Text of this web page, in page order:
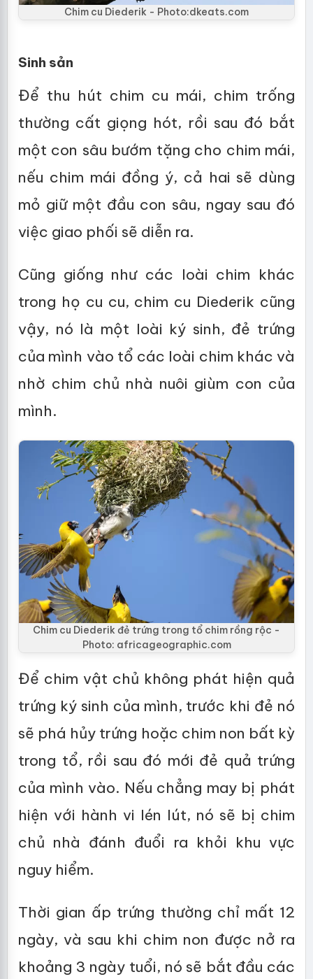
Chim cu Diederik - Photo:dkeats.com
Sinh sản
Để thu hút chim cu mái, chim trống
thường cất giọng hót, rồi sau đó bắt
một con sâu bướm tặng cho chim mái,
nếu chim mái đồng ý, cả hai sẽ dùng
mỏ giữ một đầu con sâu, ngay sau đó
việc giao phối sẽ diễn ra.
Cũng giống như các loài chim khác
trong họ cu cu, chim cu Diederik cũng
vậy, nó là một loài ký sinh, đẻ trứng
của mình vào tổ các loài chim khác và
nhờ chim chủ nhà nuôi giùm con của
mình.
Chim cu Diederik đẻ trứng trong tổ chim rồng rộc -
Photo: africageographic.com
Để chim vật chủ không phát hiện quả
trứng ký sinh của mình, trước khi đẻ nó
sẽ phá hủy trứng hoặc chim non bất kỳ
trong tổ, rồi sau đó mới đẻ quả trứng
của mình vào. Nếu chẳng may bị phát
hiện với hành vi lén lút, nó sẽ bị chim
chủ nhà đánh đuổi ra khỏi khu vực
nguy hiểm.
Thời gian ấp trứng thường chỉ mất 12
ngày, và sau khi chim non được nở ra
khoảng 3 ngày tuổi, nó sẽ bắt đầu các